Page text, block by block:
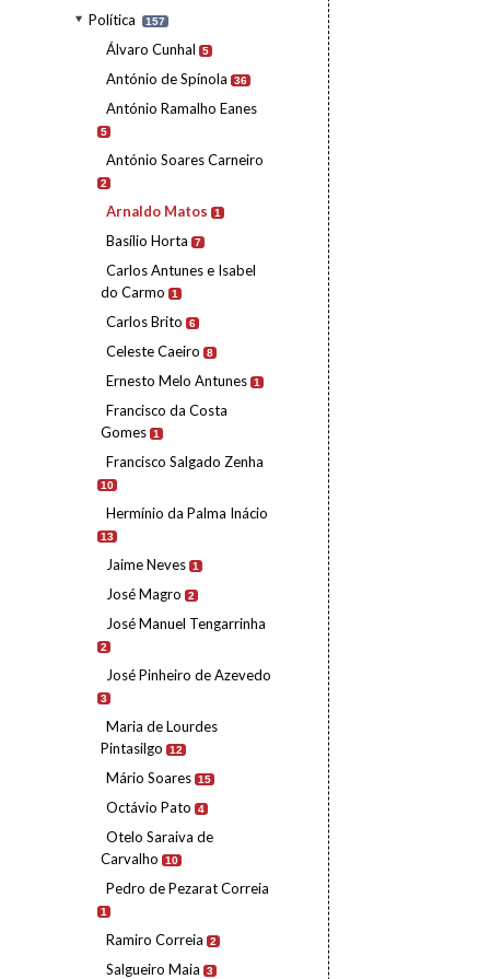
Política 157
Álvaro Cunhal 5
António de Spínola 36
António Ramalho Eanes
5
António Soares Carneiro
2
Arnaldo Matos 1
Basílio Horta 7
Carlos Antunes e Isabel
do Carmo
1
Carlos Brito 6
Celeste Caeiro 8
Ernesto Melo Antunes 1
Francisco da Costa
Gomes 1
Francisco Salgado Zenha
10
Hermínio da Palma Inácio
13
Jaime Neves 1
José Magro 2
José Manuel Tengarrinha
2
José Pinheiro de Azevedo
3
Maria de Lourdes
Pintasilgo
12
Mário Soares 15
Octávio Pato 4
Otelo Saraiva de
Carvalho
10
Pedro de Pezarat Correia
1
Ramiro Correia 2
Salgueiro Maia 3